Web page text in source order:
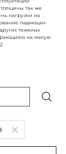
так же
нагрузки на
падающих
тяжелых
на малую